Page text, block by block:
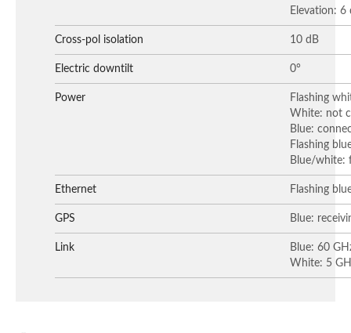
Elevation: 6
Cross-pol isolation 10 dB
Electric downtilt 0°
Power
Flashing
White: not
Blue:
Flashing
Blue/white:
Ethernet Flashing
GPS Blue:
Link
Blue: 60
White: 5